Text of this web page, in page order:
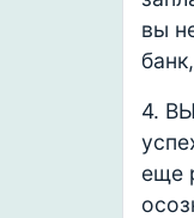
вы
4.
еще